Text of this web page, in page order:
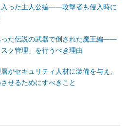
入った主人公編――攻撃者も侵入時に
った伝説の武器で倒された魔王編――
ク管理」を行うべき理由
がセキュリティ人材に装備を与え、
せるためにすべきこと